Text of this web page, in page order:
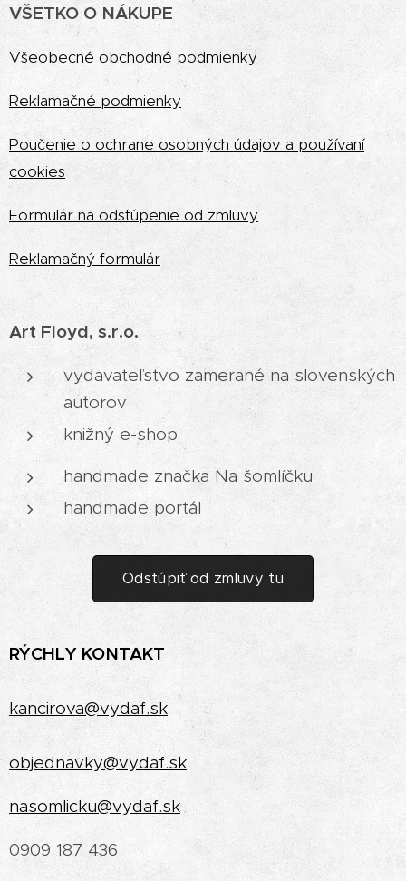
VŠETKO O NÁKUPE
Všeobecné obchodné podmienky
Reklamačné podmienky
Poučenie o ochrane osobných údajov a používaní
cookies
Formulár na odstúpenie od zmluvy
Reklamačný formulár
Art Floyd, s.r.o.
vydavateľstvo zamerané na slovenských
autorov
knižný e-shop
handmade značka Na šomlíčku
handmade portál
Odstúpiť od zmluvy tu
RÝCHLY KONTAKT
kancirova@vydaf.sk
objednavky@vydaf.sk
nasomlicku@vydaf.sk
0909 187 436